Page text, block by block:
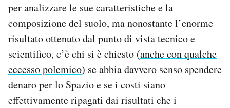
Regala il Post
Hai bisogno di aiuto?
Esci
per analizzare le sue caratteristiche e la
composizione del suolo, ma nonostante l’enorme
risultato ottenuto dal punto di vista tecnico e
scientifico, c’è chi si è chiesto (anche con qualche
eccesso polemico) se abbia davvero senso spendere
denaro per lo Spazio e se i costi siano
effettivamente ripagati dai risultati che i